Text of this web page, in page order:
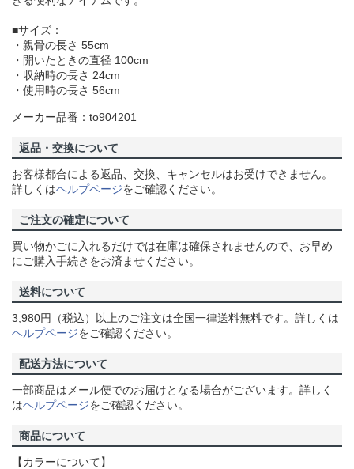
■サイズ：
・親骨の長さ 55cm
・開いたときの直径 100cm
・収納時の長さ 24cm
・使用時の長さ 56cm
メーカー品番：to904201
返品・交換について
お客様都合による返品、交換、キャンセルはお受けできません。
詳しくはヘルプページをご確認ください。
ご注文の確定について
買い物かごに入れるだけでは在庫は確保されませんので、お早め
にご購入手続きをお済ませください。
送料について
3,980円（税込）以上のご注文は全国一律送料無料です。詳しくは
ヘルプページをご確認ください。
配送方法について
一部商品はメール便でのお届けとなる場合がございます。詳しく
はヘルプページをご確認ください。
商品について
【カラーについて】